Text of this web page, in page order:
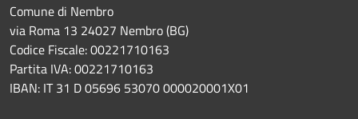
Comune di Nembro
via Roma 13 24027 Nembro (BG)
Codice Fiscale: 00221710163
Partita IVA: 00221710163
IBAN: IT 31 D 05696 53070 000020001X01